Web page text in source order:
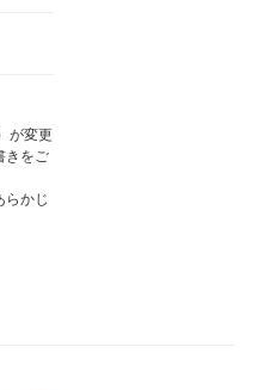
が変更
きをご
らかじ